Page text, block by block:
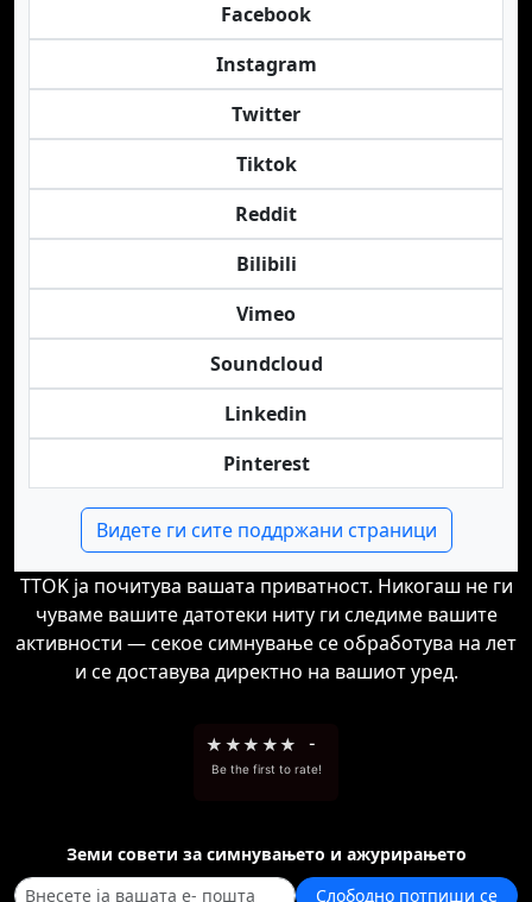
Facebook
Instagram
Twitter
Tiktok
Reddit
Bilibili
Vimeo
Soundcloud
Linkedin
Pinterest
Видете ги сите поддржани страници
TTOK ја почитува вашата приватност. Никогаш не ги
чуваме вашите датотеки ниту ги следиме вашите
активности — секое симнување се обработува на лет
и се доставува директно на вашиот уред.
★ ★★ ★★ -
Be the first to rate!
Земи совети за симнувањето и ажурирањето
Слободно потпиши се